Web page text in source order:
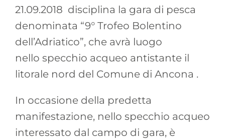
21.09.2018 disciplina la gara di pesca
denominata “9° Trofeo Bolentino
dell’Adriatico”, che avrà luogo
nello specchio acqueo antistante il
litorale nord del Comune di Ancona .
In occasione della predetta
manifestazione, nello specchio acqueo
interessato dal campo di gara, è